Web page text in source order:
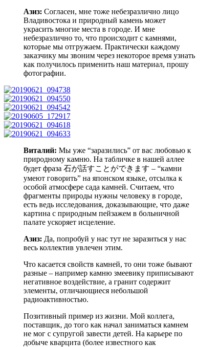
Азиз: Согласен, мне тоже небезразлично лицо
Владивостока и природный камень может
украсить многие места в городе. И мне
небезразлично то, что происходит с камнями,
которые мы отгружаем. Практически каждому
заказчику мы звоним через некоторое время узнать
как получилось применить наш материал, прошу
фотографии.
Виталий: Мы уже “заразились” от вас любовью к
природному камню. На табличке в нашей аллее
будет фраза 石が話すことができます – “камни
умеют говорить” на японском языке, отсылка к
особой атмосфере сада камней. Считаем, что
фрагменты природы нужны человеку в городе,
есть ведь исследования, доказывающие, что даже
картина с природным пейзажем в больничной
палате ускоряет исцеление.
Азиз: Да, попробуй у нас тут не заразиться у нас
весь коллектив увлечен этим.
Что касается свойств камней, то они тоже бывают
разные – например камню змеевику приписывают
негативное воздействие, а гранит содержит
элементы, отличающиеся небольшой
радиоактивностью.
Позитивный пример из жизни. Мой коллега,
поставщик, до того как начал заниматься камнем
не мог с супругой завести детей. На карьере по
добыче кварцита (более известного как